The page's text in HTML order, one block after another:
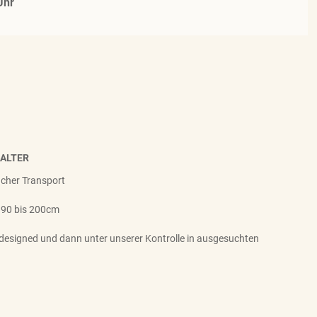
Transport
bis 200cm
und dann unter unserer Kontrolle in ausgesuchten